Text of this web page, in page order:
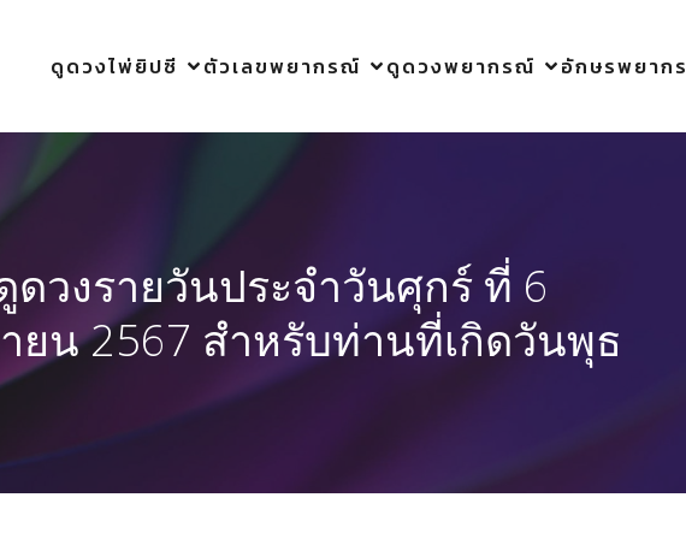
ดูดวงไพ่ยิปซี ตัวเลขพยากรณ์ ดูดวงพยากรณ์ อักษรพยากร
ดวงรายวันประจำวันศุกร์ ที่ 6
ยน 2567 สำหรับท่านที่เกิดวันพุธ